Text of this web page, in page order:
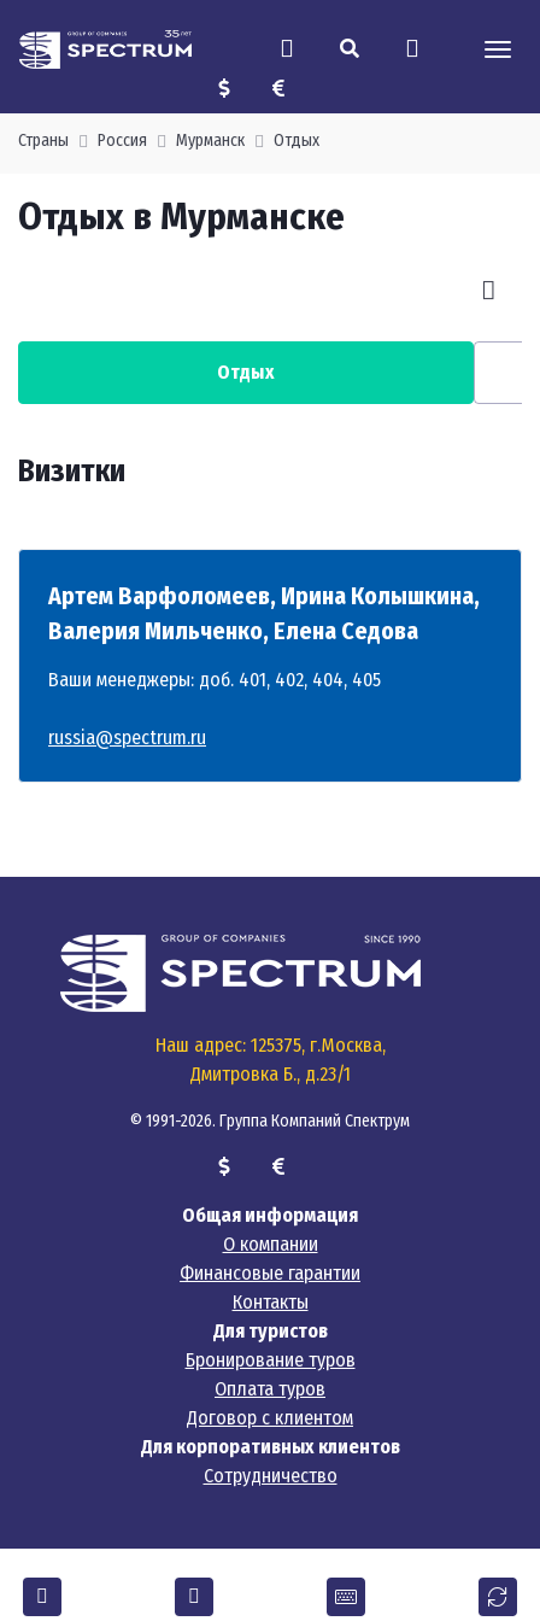
Страны Россия Мурманск Отдых
Отдых в Мурманске
Отдых
Визитки
Артем Варфоломеев, Ирина Колышкина,
Валерия Мильченко, Елена Седова
Ваши менеджеры: доб. 401, 402, 404, 405
russia@spectrum.ru
Наш адрес: 125375, г.Москва,
Дмитровка Б., д.23/1
© 1991-2026. Группа Компаний Спектрум
Общая информация
О компании
Финансовые гарантии
Контакты
Для туристов
Бронирование туров
Оплата туров
Договор с клиентом
Для корпоративных клиентов
Сотрудничество